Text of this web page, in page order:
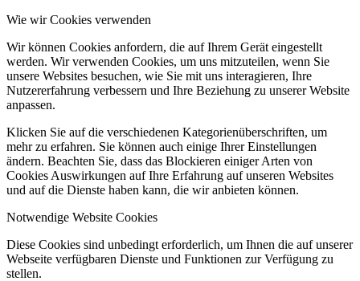
Wie wir Cookies verwenden
Wir können Cookies anfordern, die auf Ihrem Gerät eingestellt
werden. Wir verwenden Cookies, um uns mitzuteilen, wenn Sie
unsere Websites besuchen, wie Sie mit uns interagieren, Ihre
Nutzererfahrung verbessern und Ihre Beziehung zu unserer Website
anpassen.
Klicken Sie auf die verschiedenen Kategorienüberschriften, um
mehr zu erfahren. Sie können auch einige Ihrer Einstellungen
ändern. Beachten Sie, dass das Blockieren einiger Arten von
Cookies Auswirkungen auf Ihre Erfahrung auf unseren Websites
und auf die Dienste haben kann, die wir anbieten können.
Notwendige Website Cookies
Diese Cookies sind unbedingt erforderlich, um Ihnen die auf unserer
Webseite verfügbaren Dienste und Funktionen zur Verfügung zu
stellen.